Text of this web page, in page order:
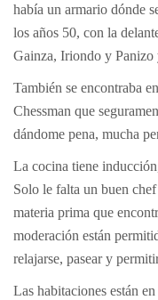
había un armario dónde
los años 50, con la
Gainza, Iriondo y
También se encontraba
Chessman que
dándome pena, mucha
La cocina tiene
Solo le falta un buen
materia prima que
moderación están
relajarse, pasear y
Las habitaciones están